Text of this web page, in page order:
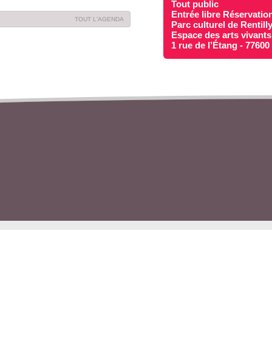
TOUT L'AGENDA
Tout public
Entrée libre
Parc culturel de
Espace des arts vivants
1 rue de l’Étang -